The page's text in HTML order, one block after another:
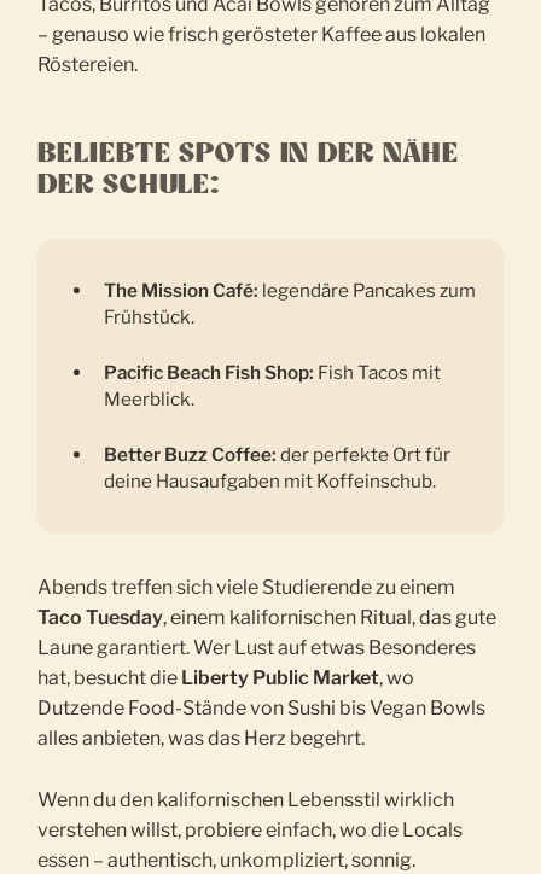
– genauso wie frisch gerösteter Kaffee aus lokalen
Röstereien.
BELIEBTE SPOTS IN DER NÄHE
DER SCHULE:
The Mission Café: legendäre Pancakes zum
Frühstück.
Pacific Beach Fish Shop: Fish Tacos mit
Meerblick.
Better Buzz Coffee: der perfekte Ort für
deine Hausaufgaben mit Koffeinschub.
Abends treffen sich viele Studierende zu einem
Taco Tuesday, einem kalifornischen Ritual, das gute
Laune garantiert. Wer Lust auf etwas Besonderes
hat, besucht die Liberty Public Market, wo
Dutzende Food-Stände von Sushi bis Vegan Bowls
alles anbieten, was das Herz begehrt.
Wenn du den kalifornischen Lebensstil wirklich
verstehen willst, probiere einfach, wo die Locals
essen – authentisch, unkompliziert, sonnig.